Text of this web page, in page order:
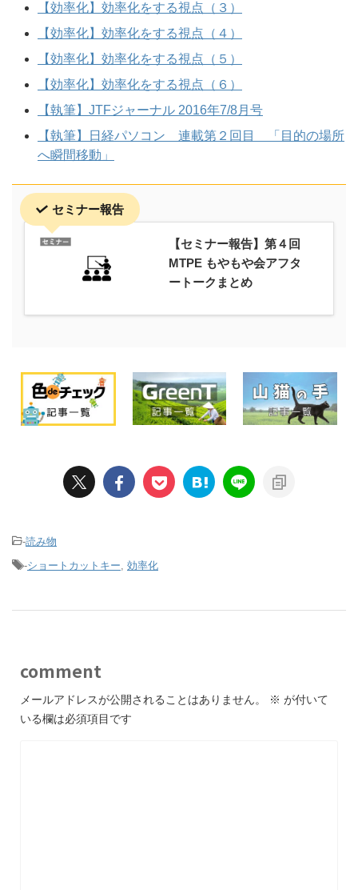
【効率化】効率化をする視点（３）
【効率化】効率化をする視点（４）
【効率化】効率化をする視点（５）
【効率化】効率化をする視点（６）
【執筆】JTFジャーナル 2016年7/8月号
【執筆】日経パソコン 連載第２回目 「目的の場所
へ瞬間移動」
セミナー報告
【セミナー報告】第４回
MTPE もやもや会アフタ
ートークまとめ
-読み物
-ショートカットキー 効率化
comment
メールアドレスが公開されることはありません。 ※ が付いて
いる欄は必須項目です